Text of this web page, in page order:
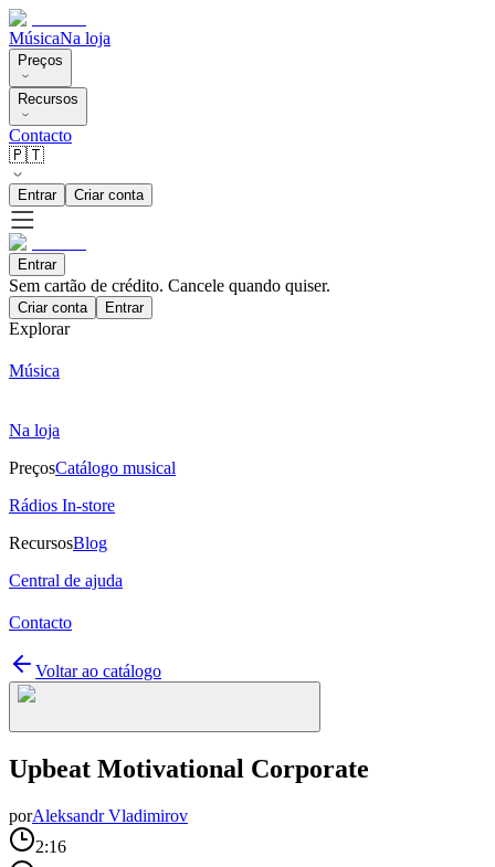
MúsicaNa loja
Preços
Recursos
Contacto
🇵🇹
Entrar Criar conta
Entrar
Sem cartão de crédito. Cancele quando quiser.
Criar conta Entrar
Explorar
Música
Na loja
PreçosCatálogo musical
Rádios In-store
RecursosBlog
Central de ajuda
Contacto
Voltar ao catálogo
Upbeat Motivational Corporate
porAleksandr Vladimirov
2:16